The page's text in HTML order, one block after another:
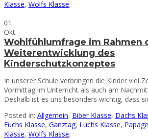
Klasse, Wolfs Klasse,
01
Okt.
Wohlfühlumfrage im Rahmen
Weiterentwicklung des
Kinderschutzkonzeptes
In unserer Schule verbringen die Kinder viel
Vormittag im Unterricht als auch am
Deshalb ist es uns besonders wichtig, dass
Posted in: Allgemein, Biber Klasse, Dachs
Fuchs Klasse, Ganztag, Luchs Klasse,
Klasse, Wolfs Klasse,